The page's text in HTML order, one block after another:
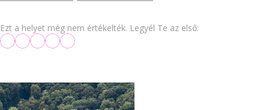
Ezt a helyet még nem értékelték. Legyél Te az első: